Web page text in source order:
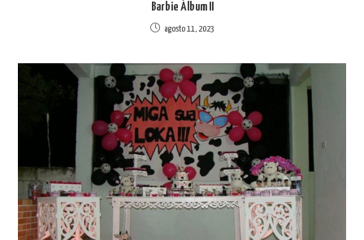
Barbie Álbum II
agosto 11, 2023